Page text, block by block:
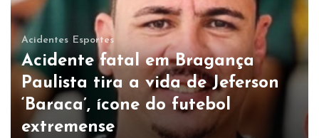
Acidentes Esportes
Acidente fatal em Bragança
Paulista tira a vida de Jeferson
‘Baraca’, ícone do futebol
extremense